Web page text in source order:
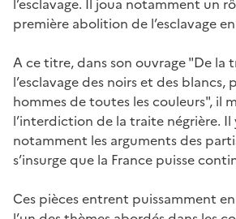
première abolition de l’esclavage
A ce titre, dans son ouvrage "De la
l’esclavage des noirs et des blancs,
hommes de toutes les couleurs", il
l’interdiction de la traite négrière.
notamment les arguments des
s’insurge que la France puisse
Ces pièces entrent puissamment